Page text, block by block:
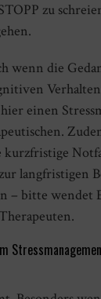
zu
wenn die
einen
kurzfristige
langfristigen
– bitte wendet